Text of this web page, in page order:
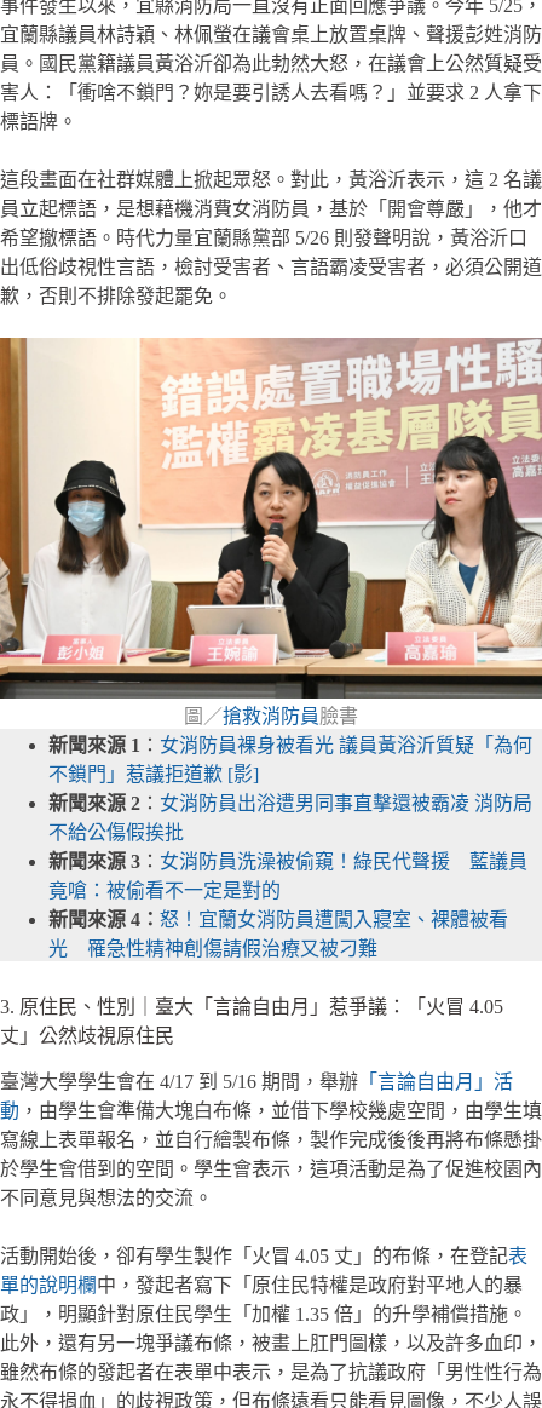
事件發生以來，宜縣消防局一直沒有正面回應爭議。今年 5/25，
宜蘭縣議員林詩穎、林佩螢在議會桌上放置桌牌、聲援彭姓消防
員。國民黨籍議員黃浴沂卻為此勃然大怒，在議會上公然質疑受
害人：「衝啥不鎖門？妳是要引誘人去看嗎？」並要求 2 人拿下
標語牌。
這段畫面在社群媒體上掀起眾怒。對此，黃浴沂表示，這 2 名議
員立起標語，是想藉機消費女消防員，基於「開會尊嚴」，他才
希望撤標語。時代力量宜蘭縣黨部 5/26 則發聲明說，黃浴沂口
出低俗歧視性言語，檢討受害者、言語霸凌受害者，必須公開道
歉，否則不排除發起罷免。
圖／搶救消防員臉書
新聞來源 1 ： 女消防員裸身被看光 議員黃浴沂質疑「為何
不鎖門」惹議拒道歉 [影]
新聞來源 2 ： 女消防員出浴遭男同事直擊還被霸凌 消防局
不給公傷假挨批
新聞來源 3 ： 女消防員洗澡被偷窺！綠民代聲援 藍議員
竟嗆：被偷看不一定是對的
新聞來源 4： 怒！宜蘭女消防員遭闖入寢室、裸體被看
光 罹急性精神創傷請假治療又被刁難
3. 原住民、性別｜臺大「言論自由月」惹爭議：「火冒 4.05
丈」公然歧視原住民
臺灣大學學生會在 4/17 到 5/16 期間，舉辦 「言論自由月」活
動 ，由學生會準備大塊白布條，並借下學校幾處空間，由學生填
寫線上表單報名，並自行繪製布條，製作完成後後再將布條懸掛
於學生會借到的空間。學生會表示，這項活動是為了促進校園內
不同意見與想法的交流。
活動開始後，卻有學生製作「火冒 4.05 丈」的布條，在登記表
單的說明欄中，發起者寫下「原住民特權是政府對平地人的暴
政」，明顯針對原住民學生「加權 1.35 倍」的升學補償措施。
此外，還有另一塊爭議布條，被畫上肛門圖樣，以及許多血印，
雖然布條的發起者在表單中表示，是為了抗議政府「男性性行為
永不得捐血」的歧視政策，但布條遠看只能看見圖像，不少人誤